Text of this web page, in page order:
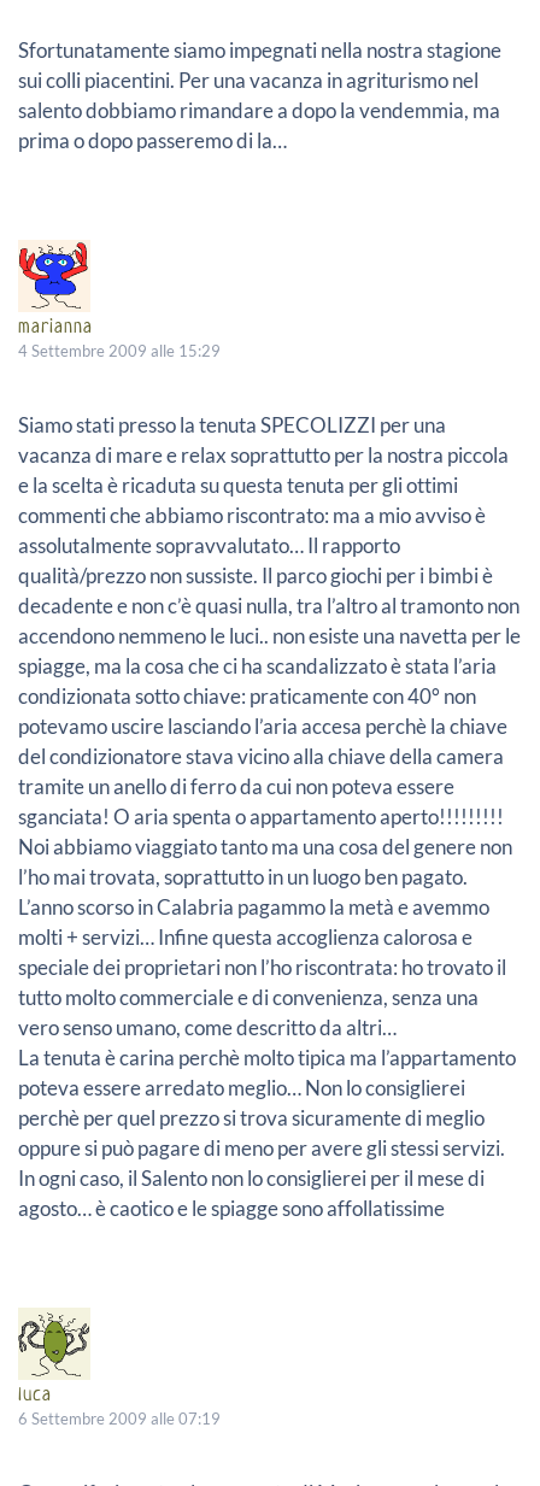
Sfortunatamente siamo impegnati nella nostra stagione
sui colli piacentini. Per una vacanza in agriturismo nel
salento dobbiamo rimandare a dopo la vendemmia, ma
prima o dopo passeremo di la…
marianna
4 Settembre 2009 alle 15:29
Siamo stati presso la tenuta SPECOLIZZI per una
vacanza di mare e relax soprattutto per la nostra piccola
e la scelta è ricaduta su questa tenuta per gli ottimi
commenti che abbiamo riscontrato: ma a mio avviso è
assolutalmente sopravvalutato… Il rapporto
qualità/prezzo non sussiste. Il parco giochi per i bimbi è
decadente e non c’è quasi nulla, tra l’altro al tramonto non
accendono nemmeno le luci.. non esiste una navetta per le
spiagge, ma la cosa che ci ha scandalizzato è stata l’aria
condizionata sotto chiave: praticamente con 40° non
potevamo uscire lasciando l’aria accesa perchè la chiave
del condizionatore stava vicino alla chiave della camera
tramite un anello di ferro da cui non poteva essere
sganciata! O aria spenta o appartamento aperto!!!!!!!!!
Noi abbiamo viaggiato tanto ma una cosa del genere non
l’ho mai trovata, soprattutto in un luogo ben pagato.
L’anno scorso in Calabria pagammo la metà e avemmo
molti + servizi… Infine questa accoglienza calorosa e
speciale dei proprietari non l’ho riscontrata: ho trovato il
tutto molto commerciale e di convenienza, senza una
vero senso umano, come descritto da altri…
La tenuta è carina perchè molto tipica ma l’appartamento
poteva essere arredato meglio… Non lo consiglierei
perchè per quel prezzo si trova sicuramente di meglio
oppure si può pagare di meno per avere gli stessi servizi.
In ogni caso, il Salento non lo consiglierei per il mese di
agosto… è caotico e le spiagge sono affollatissime
luca
6 Settembre 2009 alle 07:19